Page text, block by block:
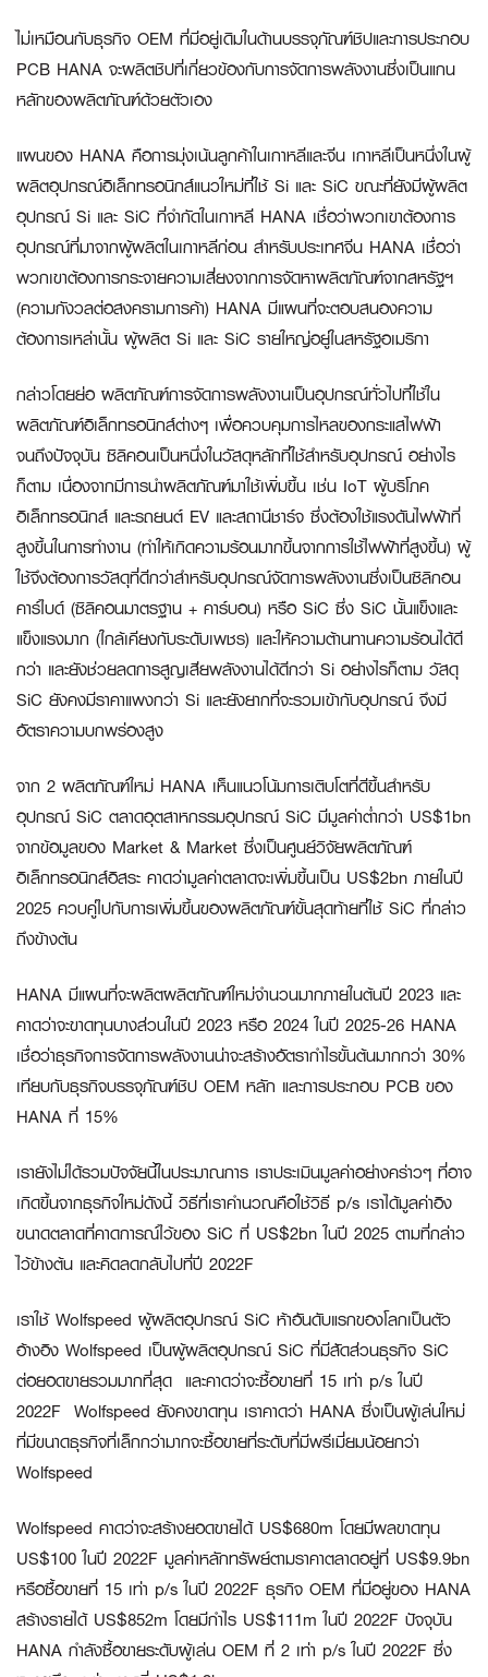
ไม่เหมือนกับธุรกิจ OEM ที่มีอยู่เดิมในด้านบรรจุภัณฑ์ชิปและการประกอบ
PCB HANA จะผลิตชิปที่เกี่ยวข้องกับการจัดการพลังงานซึ่งเป็นแกน
หลักของผลิตภัณฑ์ด้วยตัวเอง
แผนของ HANA คือการมุ่งเน้นลูกค้าในเกาหลีและจีน เกาหลีเป็นหนึ่งในผู้
ผลิตอุปกรณ์อิเล็กทรอนิกส์แนวใหม่ที่ใช้ Si และ SiC ขณะที่ยังมีผู้ผลิต
อุปกรณ์ Si และ SiC ที่จำกัดในเกาหลี HANA เชื่อว่าพวกเขาต้องการ
อุปกรณ์ที่มาจากผู้ผลิตในเกาหลีก่อน สำหรับประเทศจีน HANA เชื่อว่า
พวกเขาต้องการกระจายความเสี่ยงจากการจัดหาผลิตภัณฑ์จากสหรัฐฯ
(ความกังวลต่อสงครามการค้า) HANA มีแผนที่จะตอบสนองความ
ต้องการเหล่านั้น ผู้ผลิต Si และ SiC รายใหญ่อยู่ในสหรัฐอเมริกา
กล่าวโดยย่อ ผลิตภัณฑ์การจัดการพลังงานเป็นอุปกรณ์ทั่วไปที่ใช้ใน
ผลิตภัณฑ์อิเล็กทรอนิกส์ต่างๆ เพื่อควบคุมการไหลของกระแสไฟฟ้า
จนถึงปัจจุบัน ซิลิคอนเป็นหนึ่งในวัสดุหลักที่ใช้สำหรับอุปกรณ์ อย่างไร
ก็ตาม เนื่องจากมีการนำผลิตภัณฑ์มาใช้เพิ่มขึ้น เช่น IoT ผู้บริโภค
อิเล็กทรอนิกส์ และรถยนต์ EV และสถานีชาร์จ ซึ่งต้องใช้แรงดันไฟฟ้าที่
สูงขึ้นในการทำงาน (ทำให้เกิดความร้อนมากขึ้นจากการใช้ไฟฟ้าที่สูงขึ้น) ผู้
ใช้จึงต้องการวัสดุที่ดีกว่าสำหรับอุปกรณ์จัดการพลังงานซึ่งเป็นซิลิกอน
คาร์ไบด์ (ซิลิคอนมาตรฐาน + คาร์บอน) หรือ SiC ซึ่ง SiC นั้นแข็งและ
แข็งแรงมาก (ใกล้เคียงกับระดับเพชร) และให้ความต้านทานความร้อนได้ดี
กว่า และยังช่วยลดการสูญเสียพลังงานได้ดีกว่า Si อย่างไรก็ตาม วัสดุ
SiC ยังคงมีราคาแพงกว่า Si และยังยากที่จะรวมเข้ากับอุปกรณ์ จึงมี
อัตราความบกพร่องสูง
จาก 2 ผลิตภัณฑ์ใหม่ HANA เห็นแนวโน้มการเติบโตที่ดีขึ้นสำหรับ
อุปกรณ์ SiC ตลาดอุตสาหกรรมอุปกรณ์ SiC มีมูลค่าต่ำกว่า US$1bn
จากข้อมูลของ Market & Market ซึ่งเป็นศูนย์วิจัยผลิตภัณฑ์
อิเล็กทรอนิกส์อิสระ คาดว่ามูลค่าตลาดจะเพิ่มขึ้นเป็น US$2bn ภายในปี
2025 ควบคู่ไปกับการเพิ่มขึ้นของผลิตภัณฑ์ขั้นสุดท้ายที่ใช้ SiC ที่กล่าว
ถึงข้างต้น
HANA มีแผนที่จะผลิตผลิตภัณฑ์ใหม่จำนวนมากภายในต้นปี 2023 และ
คาดว่าจะขาดทุนบางส่วนในปี 2023 หรือ 2024 ในปี 2025-26 HANA
เชื่อว่าธุรกิจการจัดการพลังงานน่าจะสร้างอัตรากำไรขั้นต้นมากกว่า 30%
เทียบกับธุรกิจบรรจุภัณฑ์ชิป OEM หลัก และการประกอบ PCB ของ
HANA ที่ 15%
เรายังไม่ได้รวมปัจจัยนี้ในประมาณการ เราประเมินมูลค่าอย่างคร่าวๆ ที่อาจ
เกิดขึ้นจากธุรกิจใหม่ดังนี้ วิธีที่เราคำนวณคือใช้วิธี p/s เราได้มูลค่าอิง
ขนาดตลาดที่คาดการณ์ไว้ของ SiC ที่ US$2bn ในปี 2025 ตามที่กล่าว
ไว้ข้างต้น และคิดลดกลับไปที่ปี 2022F
เราใช้ Wolfspeed ผู้ผลิตอุปกรณ์ SiC ห้าอันดับแรกของโลกเป็นตัว
อ้างอิง Wolfspeed เป็นผู้ผลิตอุปกรณ์ SiC ที่มีสัดส่วนธุรกิจ SiC
ต่อยอดขายรวมมากที่สุด และคาดว่าจะซื้อขายที่ 15 เท่า p/s ในปี
2022F Wolfspeed ยังคงขาดทุน เราคาดว่า HANA ซึ่งเป็นผู้เล่นใหม่
ที่มีขนาดธุรกิจที่เล็กกว่ามากจะซื้อขายที่ระดับที่มีพรีเมี่ยมน้อยกว่า
Wolfspeed
Wolfspeed คาดว่าจะสร้างยอดขายได้ US$680m โดยมีผลขาดทุน
US$100 ในปี 2022F มูลค่าหลักทรัพย์ตามราคาตลาดอยู่ที่ US$9.9bn
หรือซื้อขายที่ 15 เท่า p/s ในปี 2022F ธุรกิจ OEM ที่มีอยู่ของ HANA
สร้างรายได้ US$852m โดยมีกำไร US$111m ในปี 2022F ปัจจุบัน
HANA กำลังซื้อขายระดับผู้เล่น OEM ที่ 2 เท่า p/s ในปี 2022F ซึ่ง